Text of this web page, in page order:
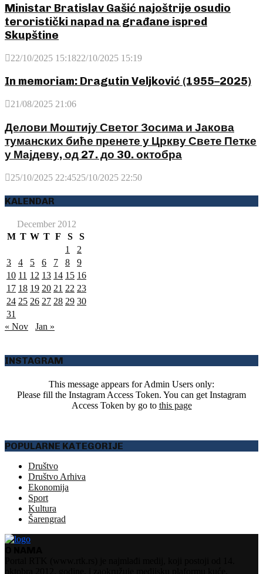
Ministar Bratislav Gašić najoštrije osudio
teroristički napad na građane ispred
Skupštine
22/10/2025 15:1822/10/2025 15:19
In memoriam: Dragutin Veljković (1955–2025)
21/08/2025 21:06
Делови Моштију Светог Зосима и Јакова
туманских биће пренете у Цркву Свете Петке
у Мајдеву, од 27. до 30. октобра
25/10/2025 22:4525/10/2025 22:50
KALENDAR
December 2012
M T W T F S
S
1
2
3
4 5 6 7 8
9
10 11 12 13 14 15 16
17 18 19 20 21 22 23
24 25 26 27 28 29 30
31
« Nov
Jan »
INSTAGRAM
This message appears for Admin Users only:
Please fill the Instagram Access Token. You can get Instagram
Access Token by go to this page
POPULARNE KATEGORIJE
Društvo
Društvo Arhiva
Ekonomija
Sport
Kultura
Šarengrad